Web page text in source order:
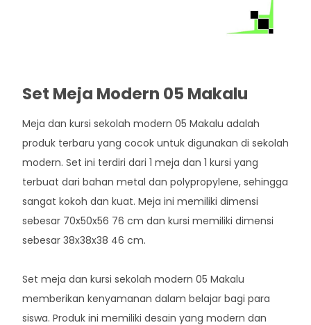
Set Meja Modern 05 Makalu
Meja dan kursi sekolah modern 05 Makalu adalah
produk terbaru yang cocok untuk digunakan di sekolah
modern. Set ini terdiri dari 1 meja dan 1 kursi yang
terbuat dari bahan metal dan polypropylene, sehingga
sangat kokoh dan kuat. Meja ini memiliki dimensi
sebesar 70x50x56 76 cm dan kursi memiliki dimensi
sebesar 38x38x38 46 cm.
Set meja dan kursi sekolah modern 05 Makalu
memberikan kenyamanan dalam belajar bagi para
siswa. Produk ini memiliki desain yang modern dan